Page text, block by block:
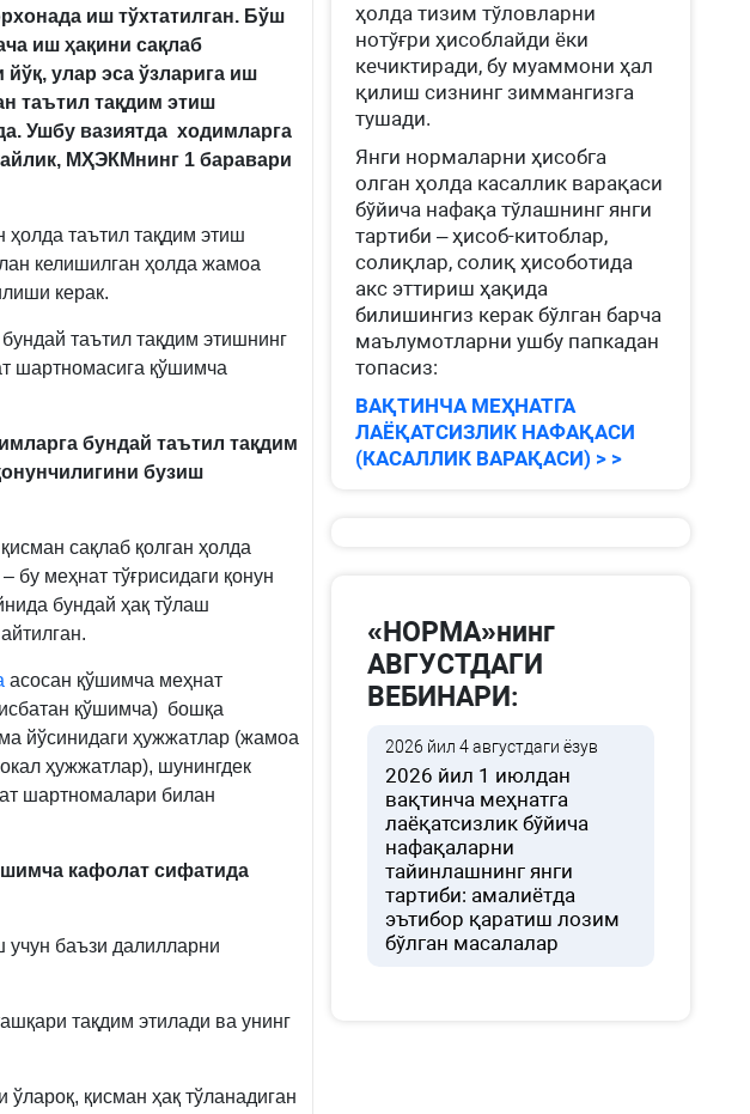
иш тўхтатилган. Бўш
иш ҳақини сақлаб
улар эса ўзларига иш
таътил тақдим этиш
Ушбу вазиятда ходимларга
МҲЭКМнинг 1 баравари
таътил тақдим этиш
келишилган ҳолда жамоа
керак.
таътил тақдим этишнинг
шартномасига қўшимча
бундай таътил тақдим
бузиш
сақлаб қолган ҳолда
меҳнат тўғрисидаги қонун
бундай ҳақ тўлаш
айтилган.
асосан қўшимча меҳнат
қўшимча) бошқа
йўсинидаги ҳужжатлар (жамоа
ҳужжатлар), шунингдек
шартномалари билан
кафолат сифатида
баъзи далилларни
тақдим этилади ва унинг
қисман ҳақ тўланадиган
ҳолда тизим тўловларни
нотўғри ҳисоблайди ёки
кечиктиради, бу муаммони ҳал
қилиш сизнинг зиммангизга
тушади.
Янги нормаларни ҳисобга
олган ҳолда касаллик варақаси
бўйича нафақа тўлашнинг янги
тартиби – ҳисоб-китоблар,
солиқлар, солиқ ҳисоботида
акс эттириш ҳақида
билишингиз керак бўлган барча
маълумотларни ушбу папкадан
топасиз:
ВАҚТИНЧА МЕҲНАТГА
ЛАЁҚАТСИЗЛИК НАФАҚАСИ
(КАСАЛЛИК ВАРАҚАСИ) > >
«НОРМА»нинг
АВГУСТДАГИ
ВЕБИНАРИ:
2026 йил 4 августдаги ёзув
2026 йил 1 июлдан
вақтинча меҳнатга
лаёқатсизлик бўйича
нафақаларни
тайинлашнинг янги
тартиби: амалиётда
эътибор қаратиш лозим
бўлган масалалар